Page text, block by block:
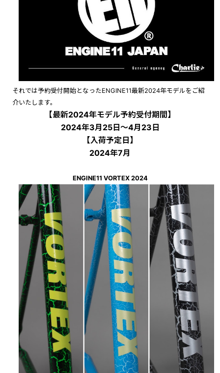
それでは予約受付開始となったENGINE11最新2024年モデルをご紹
介いたします。
【最新2024年モデル予約受付期間】
2024年3月25日〜4月23日
【入荷予定日】
2024年7月
ENGINE11 VORTEX 2024